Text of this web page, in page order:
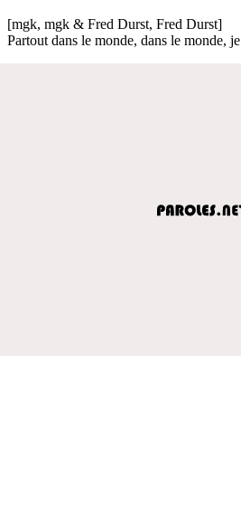
[mgk, mgk & Fred Durst, Fred Durst]
Partout dans le monde, dans le monde,